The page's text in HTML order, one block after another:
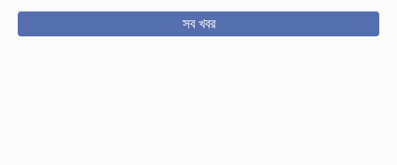
সব খবর